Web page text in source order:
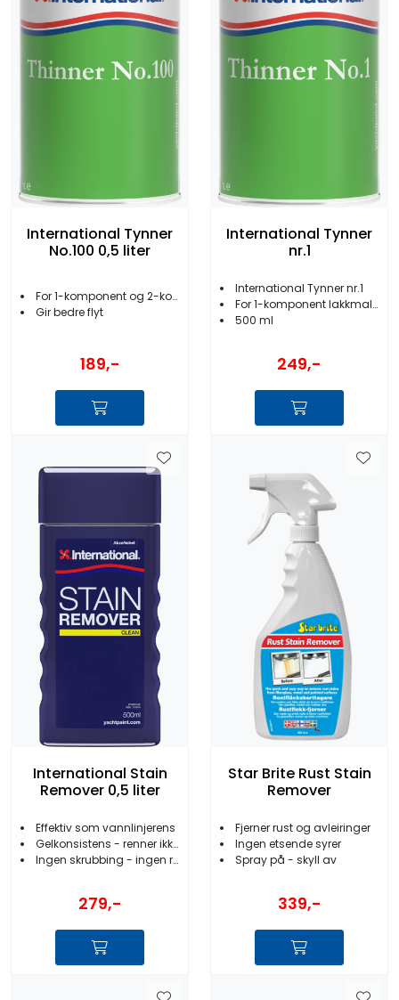
International Tynner
No.100 0,5 liter
For 1-komponent og 2-komponent
Gir bedre flyt
189,-
International Tynner
nr.1
International Tynner nr.1
For 1-komponent lakkmalinger og lakker
500 ml
249,-
International Stain
Remover 0,5 liter
Effektiv som vannlinjerens
Gelkonsistens - renner ikke av
Ingen skrubbing - ingen riper
279,-
Star Brite Rust Stain
Remover
Fjerner rust og avleiringer
Ingen etsende syrer
Spray på - skyll av
339,-